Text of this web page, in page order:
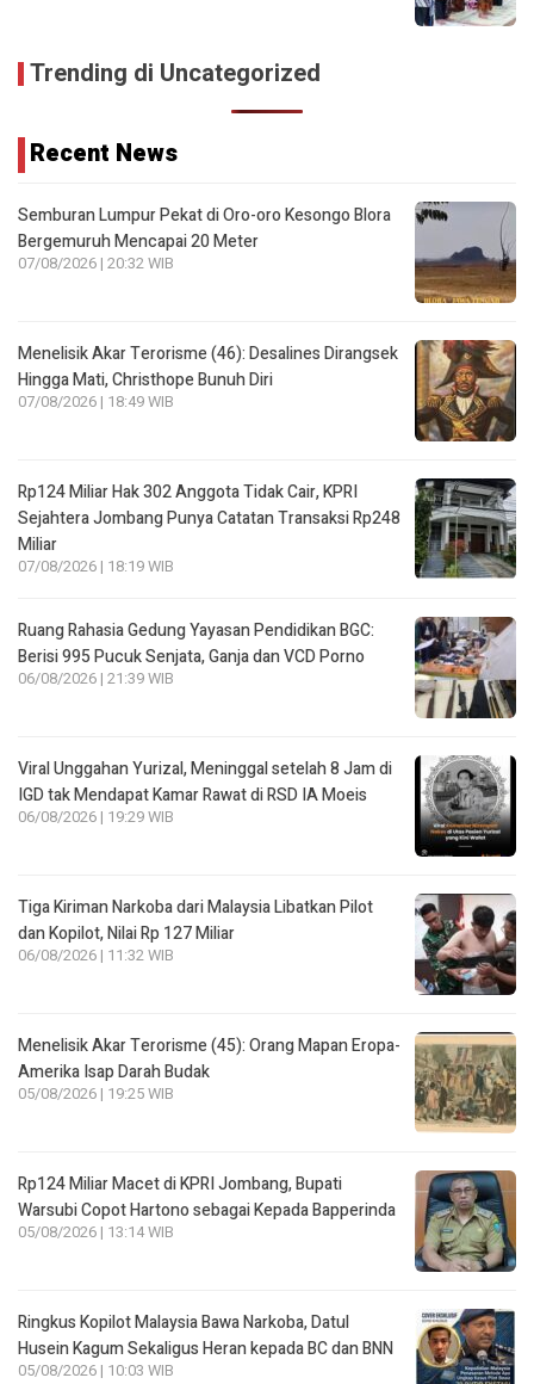
Trending di Uncategorized
Recent News
Semburan Lumpur Pekat di Oro-oro Kesongo Blora
Bergemuruh Mencapai 20 Meter
07/08/2026 | 20:32 WIB
Menelisik Akar Terorisme (46): Desalines Dirangsek
Hingga Mati, Christhope Bunuh Diri
07/08/2026 | 18:49 WIB
Rp124 Miliar Hak 302 Anggota Tidak Cair, KPRI
Sejahtera Jombang Punya Catatan Transaksi Rp248
Miliar
07/08/2026 | 18:19 WIB
Ruang Rahasia Gedung Yayasan Pendidikan BGC:
Berisi 995 Pucuk Senjata, Ganja dan VCD Porno
06/08/2026 | 21:39 WIB
Viral Unggahan Yurizal, Meninggal setelah 8 Jam di
IGD tak Mendapat Kamar Rawat di RSD IA Moeis
06/08/2026 | 19:29 WIB
Tiga Kiriman Narkoba dari Malaysia Libatkan Pilot
dan Kopilot, Nilai Rp 127 Miliar
06/08/2026 | 11:32 WIB
Menelisik Akar Terorisme (45): Orang Mapan Eropa-
Amerika Isap Darah Budak
05/08/2026 | 19:25 WIB
Rp124 Miliar Macet di KPRI Jombang, Bupati
Warsubi Copot Hartono sebagai Kepada Bapperinda
05/08/2026 | 13:14 WIB
Ringkus Kopilot Malaysia Bawa Narkoba, Datul
Husein Kagum Sekaligus Heran kepada BC dan BNN
05/08/2026 | 10:03 WIB